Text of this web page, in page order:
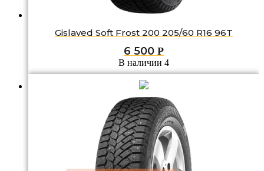
Gislaved Soft Frost 200 205/60 R16 96T
6 500 Р
В наличии 4